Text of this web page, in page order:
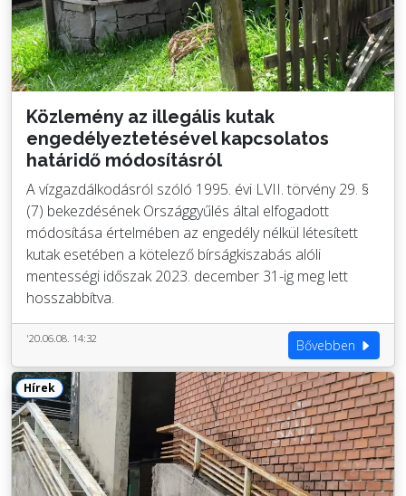
Közlemény az illegális kutak
engedélyeztetésével kapcsolatos
határidő módosításról
A vízgazdálkodásról szóló 1995. évi LVII. törvény 29. §
(7) bekezdésének Országgyűlés által elfogadott
módosítása értelmében az engedély nélkül létesített
kutak esetében a kötelező bírságkiszabás alóli
mentességi időszak 2023. december 31-ig meg lett
hosszabbítva.
'20.06.08. 14:32 Bővebben
Hírek